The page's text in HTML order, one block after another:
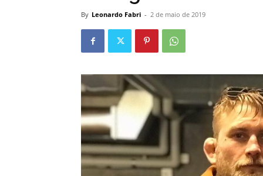
By Leonardo Fabri - 2 de maio de 2019